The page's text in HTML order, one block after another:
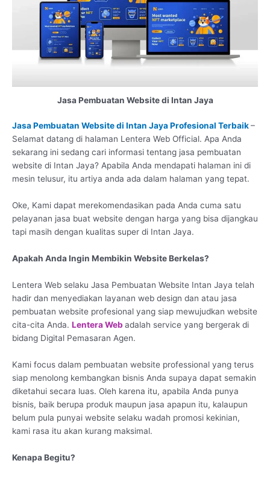
Jasa Pembuatan Website di Intan Jaya
Jasa Pembuatan Website di Intan Jaya Profesional Terbaik–
Selamat datang di halaman Lentera Web Official. Apa Anda
sekarang ini sedang cari informasi tentang jasa pembuatan
website di Intan Jaya? Apabila Anda mendapati halaman ini di
mesin telusur, itu artiya anda ada dalam halaman yang tepat.
Oke, Kami dapat merekomendasikan pada Anda cuma satu
pelayanan jasa buat website dengan harga yang bisa dijangkau
tapi masih dengan kualitas super di Intan Jaya.
Apakah Anda Ingin Membikin Website Berkelas?
Lentera Web selaku Jasa Pembuatan Website Intan Jaya telah
hadir dan menyediakan layanan web design dan atau jasa
pembuatan website profesional yang siap mewujudkan website
cita-cita Anda. Lentera Web adalah service yang bergerak di
bidang Digital Pemasaran Agen.
Kami focus dalam pembuatan website professional yang terus
siap menolong kembangkan bisnis Anda supaya dapat semakin
diketahui secara luas. Oleh karena itu, apabila Anda punya
bisnis, baik berupa produk maupun jasa apapun itu, kalaupun
belum pula punyai website selaku wadah promosi kekinian,
kami rasa itu akan kurang maksimal.
Kenapa Begitu?